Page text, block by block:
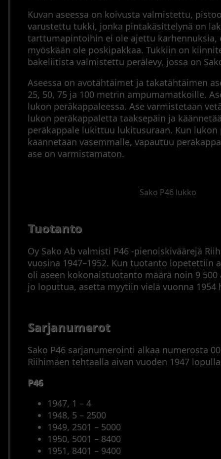
Kuvan aseessa on koivusta valmistettu,
varustettu tukki, jonka pintakäsittelynä on
tarttumapintoihin ei ole ajettu karhennuksia,
myöskään ole poskipakkaa. Tukkiin on
bakeliitista valmistettu perälevy, jossa on
Aseessa on avotähtäimet ja takatähtäimen
25, 50, 75 ja 100 metrin ampumamatkoille.
lukon peräkappaleessa. Ase varmistetaan
lukon peräkappaletta taaksepäin ja
peräkappale lukittuu lukitusuraan. Kun lukon
käännetään vasemmalle, vapautuu
ase on varmistamaton.
Sako P46 lukko
Tuotanto
Oy Sako Ab valmisti P46 -pienoiskiväärejä
vuosina 1947–1952. Kun tuotanto lopetettiin
oli aseen kokonaistuotanto määrä noin 9
jo loputtua, asetta myytiin vielä vuonna 1954
Sarjanumerot
Sako P46 sarjanumerointi alkaa numerosta
Riihimäen tehtaalla aivan vuoden 1947
P46
1947, 1 – 4
1948, 5 – 2500
1949, 2501 – 5000
1950, 5001 – 8400
1951, 8401 – 9400